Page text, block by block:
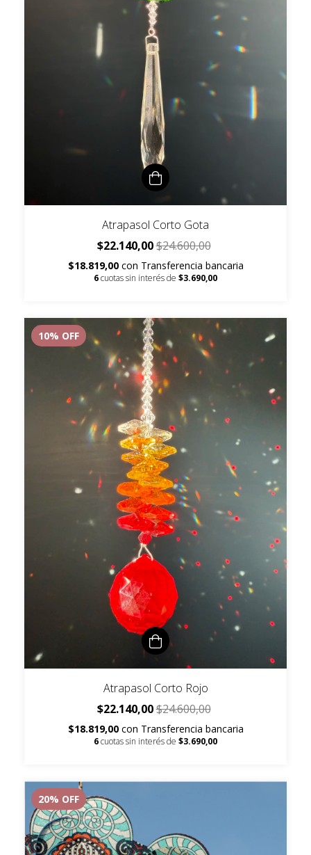
Atrapasol Corto Gota
$22.140,00$24.600,00
$18.819,00 con Transferencia bancaria
6cuotas sin interés de $3.690,00
10% OFF
Atrapasol Corto Rojo
$22.140,00$24.600,00
$18.819,00 con Transferencia bancaria
6cuotas sin interés de $3.690,00
20% OFF